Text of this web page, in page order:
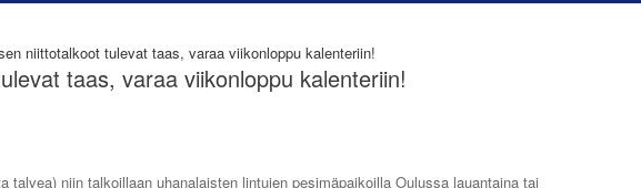
niittotalkoot tulevat taas, varaa viikonloppu kalenteriin!
taas, varaa viikonloppu kalenteriin!
talvea) niin talkoillaan uhanalaisten lintujen pesimäpaikoilla Oulussa lauantaina tai